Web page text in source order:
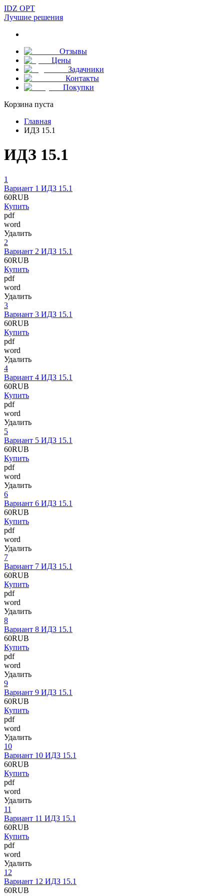
IDZ OPT
Лучшие решения
Отзывы
Цены
Задачники
Контакты
Покупки
Корзина пуста
Главная
ИДЗ 15.1
ИДЗ 15.1
1
Вариант 1 ИДЗ 15.1
60RUB
Купить
pdf
word
Удалить
2
Вариант 2 ИДЗ 15.1
60RUB
Купить
pdf
word
Удалить
3
Вариант 3 ИДЗ 15.1
60RUB
Купить
pdf
word
Удалить
4
Вариант 4 ИДЗ 15.1
60RUB
Купить
pdf
word
Удалить
5
Вариант 5 ИДЗ 15.1
60RUB
Купить
pdf
word
Удалить
6
Вариант 6 ИДЗ 15.1
60RUB
Купить
pdf
word
Удалить
7
Вариант 7 ИДЗ 15.1
60RUB
Купить
pdf
word
Удалить
8
Вариант 8 ИДЗ 15.1
60RUB
Купить
pdf
word
Удалить
9
Вариант 9 ИДЗ 15.1
60RUB
Купить
pdf
word
Удалить
10
Вариант 10 ИДЗ 15.1
60RUB
Купить
pdf
word
Удалить
11
Вариант 11 ИДЗ 15.1
60RUB
Купить
pdf
word
Удалить
12
Вариант 12 ИДЗ 15.1
60RUB